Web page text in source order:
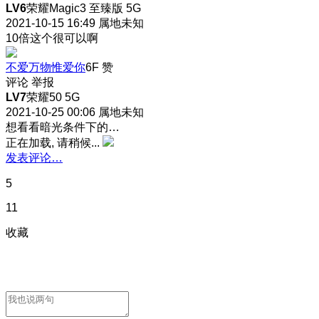
LV6荣耀Magic3 至臻版 5G
2021-10-15 16:49 属地未知
10倍这个很可以啊
不爱万物惟爱你6F 赞
评论 举报
LV7荣耀50 5G
2021-10-25 00:06 属地未知
想看看暗光条件下的…
正在加载, 请稍候...
发表评论…
5
11
收藏